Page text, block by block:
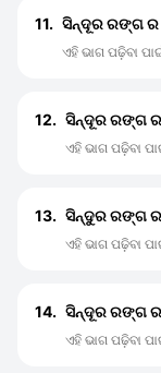
11. ସିନ୍ଦୂର ରଙ୍ଗ ର
ଏହି ଭାଗ ପଢ଼ିବା
12. ସିନ୍ଦୂର ରଙ୍ଗ ର
ଏହି ଭାଗ ପଢ଼ିବା
13. ସିନ୍ଦୁର ରଙ୍ଗ ର
ଏହି ଭାଗ ପଢ଼ିବା
14. ସିନ୍ଦୂର ରଙ୍ଗ ର
ଏହି ଭାଗ ପଢ଼ିବା